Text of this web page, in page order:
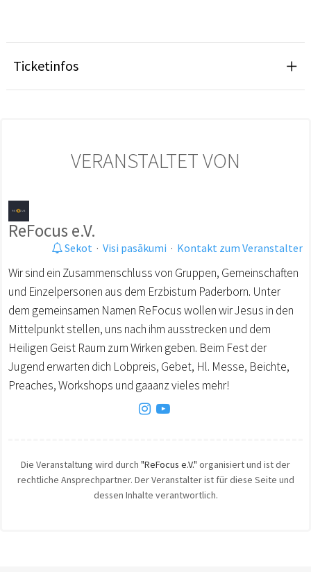
Ticketinfos
VERANSTALTET VON
ReFocus e.V.
Sekot · Visi pasākumi · Kontakt zum Veranstalter
Wir sind ein Zusammenschluss von Gruppen, Gemeinschaften
und Einzelpersonen aus dem Erzbistum Paderborn. Unter
dem gemeinsamen Namen ReFocus wollen wir Jesus in den
Mittelpunkt stellen, uns nach ihm ausstrecken und dem
Heiligen Geist Raum zum Wirken geben. Beim Fest der
Jugend erwarten dich Lobpreis, Gebet, Hl. Messe, Beichte,
Preaches, Workshops und gaaanz vieles mehr!
Die Veranstaltung wird durch "ReFocus e.V." organisiert und ist der
rechtliche Ansprechpartner. Der Veranstalter ist für diese Seite und
dessen Inhalte verantwortlich.